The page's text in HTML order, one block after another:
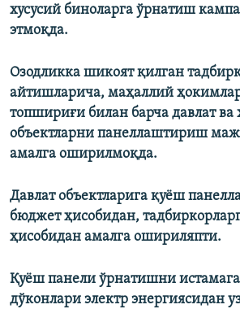
хусусий биноларга ўрнатиш
этмоқда.
Озодликка шикоят қилган
айтишларича, маҳаллий
топшириғи билан барча давлат ва
объектларни панеллаштириш
амалга оширилмоқда.
Давлат объектларига қуёш
бюджет ҳисобидан,
ҳисобидан амалга ошириляпти.
Қуёш панели ўрнатишни
дўконлари электр энергиясидан